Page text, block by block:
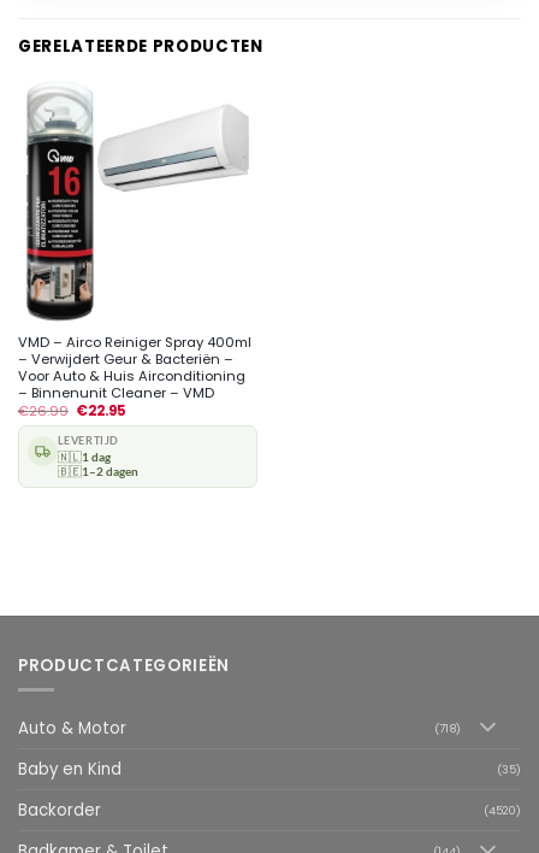
GERELATEERDE PRODUCTEN
VMD – Airco Reiniger Spray 400ml
– Verwijdert Geur & Bacteriën –
Voor Auto & Huis Airconditioning
– Binnenunit Cleaner – VMD
€26.99 €22.95
LEVERTIJD
🇳🇱1 dag
🇧🇪1–2 dagen
PRODUCTCATEGORIEËN
Auto & Motor (718)
Baby en Kind (35)
Backorder (4520)